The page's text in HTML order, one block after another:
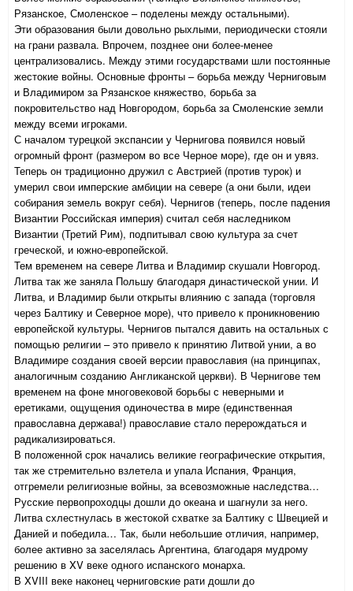
Рязанское, Смоленское – поделены между остальными).
Эти образования были довольно рыхлыми, периодически стояли
на грани развала. Впрочем, позднее они более-менее
централизовались. Между этими государствами шли постоянные
жестокие войны. Основные фронты – борьба между Черниговым
и Владимиром за Рязанское княжество, борьба за
покровительство над Новгородом, борьба за Смоленские земли
между всеми игроками.
С началом турецкой экспансии у Чернигова появился новый
огромный фронт (размером во все Черное море), где он и увяз.
Теперь он традиционно дружил с Австрией (против турок) и
умерил свои имперские амбиции на севере (а они были, идеи
собирания земель вокруг себя). Чернигов (теперь, после падения
Византии Российская империя) считал себя наследником
Византии (Третий Рим), подпитывал свою культура за счет
греческой, и южно-европейской.
Тем временем на севере Литва и Владимир скушали Новгород.
Литва так же заняла Польшу благодаря династической унии. И
Литва, и Владимир были открыты влиянию с запада (торговля
через Балтику и Северное море), что привело к проникновению
европейской культуры. Чернигов пытался давить на остальных с
помощью религии – это привело к принятию Литвой унии, а во
Владимире создания своей версии православия (на принципах,
аналогичным созданию Англиканской церкви). В Чернигове тем
временем на фоне многовековой борьбы с неверными и
еретиками, ощущения одиночества в мире (единственная
православна держава!) православие стало перерождаться и
радикализироваться.
В положенной срок начались великие географические открытия,
так же стремительно взлетела и упала Испания, Франция,
отгремели религиозные войны, за всевозможные наследства…
Русские первопроходцы дошли до океана и шагнули за него.
Литва схлестнулась в жестокой схватке за Балтику с Швецией и
Данией и победила… Так, были небольшие отличия, например,
более активно за заселялась Аргентина, благодаря мудрому
решению в XV веке одного испанского монарха.
В XVIII веке наконец черниговские рати дошли до